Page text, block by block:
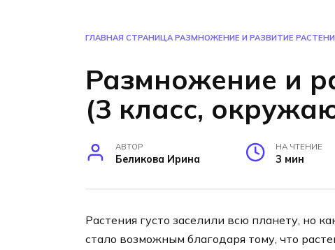
ГЛАВНАЯ СТРАНИЦА РАЗМНОЖЕНИЕ И РАЗВИТИЕ
Размножение и
(3 класс,
АВТОР
Беликова Ирина
НА ЧТЕНИЕ
3 мин
Растения густо заселили всю планету, но
стало возможным благодаря тому, что